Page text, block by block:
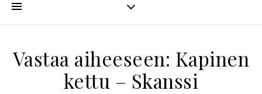
Vastaa aiheeseen: Kapinen
kettu – Skanssi